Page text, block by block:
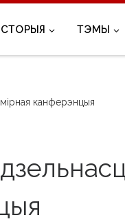
ТЭМЫ
канферэнцыя